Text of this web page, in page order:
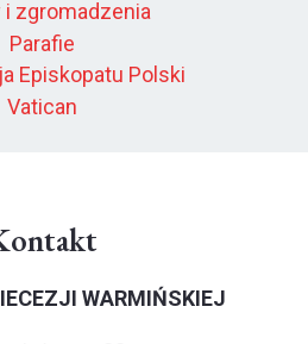
i zgromadzenia
Parafie
Episkopatu Polski
Vatican
WARMIŃSKIEJ